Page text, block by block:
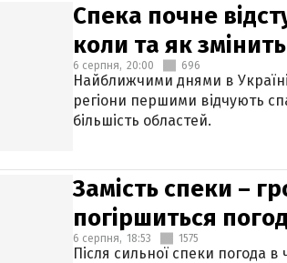
Спека почне
коли та як
6 серпня, 20:00 696
Найближчими днями в Україні
регіони першими відчують
більшість областей.
Замість спеки –
погіршиться
6 серпня, 18:53 1575
Після сильної спеки погода в